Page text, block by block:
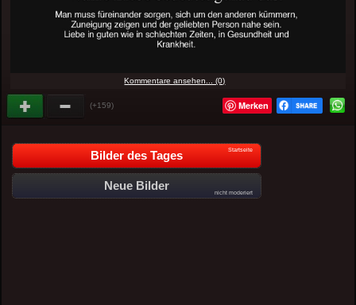
Kommentare ansehen... (0)
(+159) Merken
Bilder des Tages Startseite
Neue Bilder
nicht moderiert